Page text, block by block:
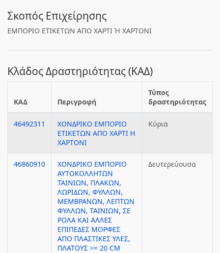
Σκοπός Επιχείρησης
ΕΜΠΟΡΙΟ ΕΤΙΚΕΤΩΝ ΑΠΟ ΧΑΡΤΙ Ή ΧΑΡΤΟΝΙ
Κλάδος Δραστηριότητας (ΚΑΔ)
ΚΑΔ Περιγραφή
Τύπος
δραστηριότητας
46492311
ΧΟΝΔΡΙΚΟ ΕΜΠΟΡΙΟ
ΕΤΙΚΕΤΩΝ ΑΠΟ ΧΑΡΤΙ Η
ΧΑΡΤΟΝΙ
Κύρια
46860910
ΧΟΝΔΡΙΚΟ ΕΜΠΟΡΙΟ
ΑΥΤΟΚΟΛΛΗΤΩΝ
ΤΑΙΝΙΩΝ, ΠΛΑΚΩΝ,
ΛΩΡΙΔΩΝ, ΦΥΛΛΩΝ,
ΜΕΜΒΡΑΝΩΝ, ΛΕΠΤΩΝ
ΦΥΛΛΩΝ, ΤΑΙΝΙΩΝ, ΣΕ
ΡΟΛΑ ΚΑΙ ΑΛΛΕΣ
ΕΠΙΠΕΔΕΣ ΜΟΡΦΕΣ
ΑΠΟ ΠΛΑΣΤΙΚΕΣ ΥΛΕΣ,
ΠΛΑΤΟΥΣ >= 20 CM
Δευτερεύουσα